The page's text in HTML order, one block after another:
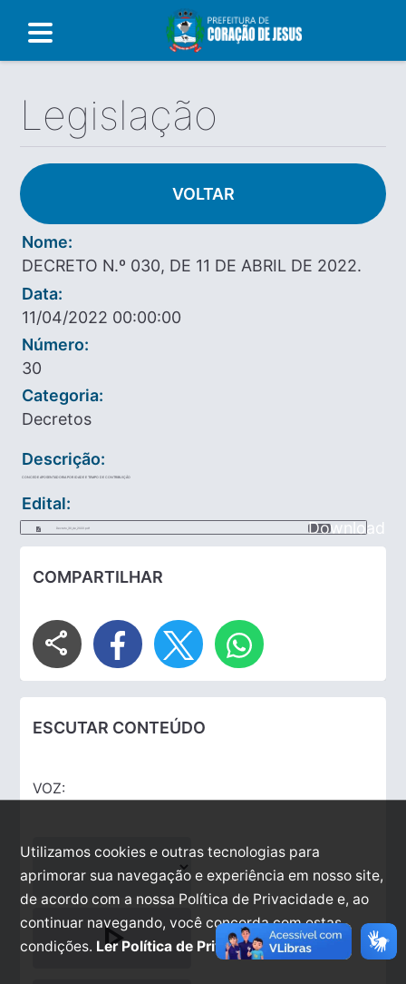
Legislação
VOLTAR
Nome:
DECRETO N.º 030, DE 11 DE ABRIL DE 2022.
Data:
11/04/2022 00:00:00
Número:
30
Categoria:
Decretos
Descrição:
CONCEDE APOSENTADORIA POR IDADE E TEMPO DE CONTRIBUIÇÃO
Edital:
Decreto_30_de_2022.pdf Download
COMPARTILHAR
share
ESCUTAR CONTEÚDO
VOZ:
play_arrow
Utilizamos cookies e outras tecnologias para
aprimorar sua navegação e experiência em nosso site,
de acordo com a nossa Política de Privacidade e, ao
continuar navegando, você concorda com estas
condições. Ler Política de Privacidade.